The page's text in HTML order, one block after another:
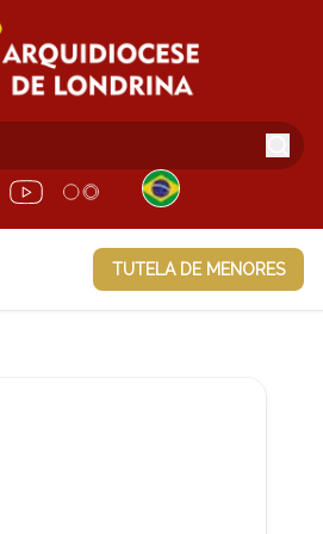
TUTELA DE MENORES